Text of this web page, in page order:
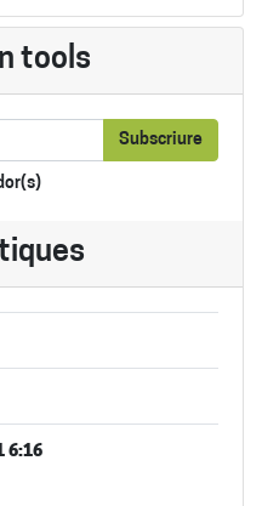
tools
Subscriure
6:16